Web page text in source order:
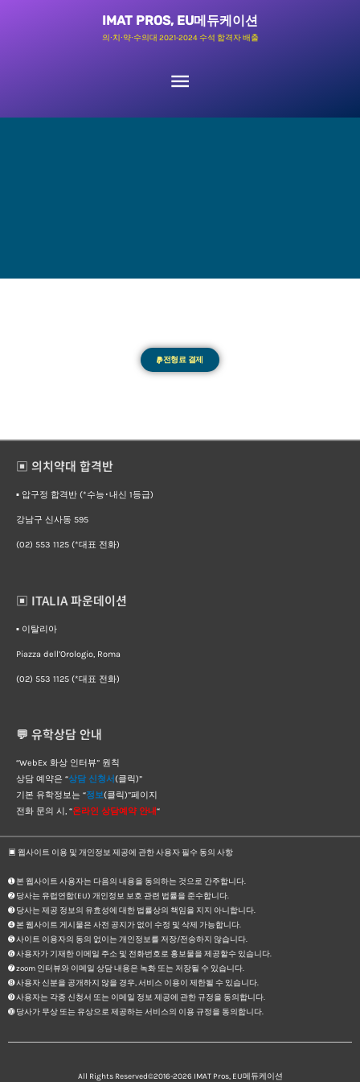
IMAT PROS, EU메듀케이션
의∙치∙약∙수의대 2021-2024 수석 합격자 배출
메
전형료 결제
▣ 의치약대 합격반
▪︎ 압구정 합격반 (*수능･내신 1등급)
강남구 신사동 595
(02) 553 1125 (*대표 전화)
▣ ITALIA 파운데이션
▪︎ 이탈리아
Piazza dell’Orologio, Roma
(02) 553 1125 (*대표 전화)
💬 유학상담 안내
“WebEx 화상 인터뷰” 원칙
상담 예약은 “상담 신청서(클릭)”
기본 유학정보는 “정보(클릭)”페이지
전화 문의 시, “온라인 상담예약 안내“
▣ 웹사이트 이용 및 개인정보 제공에 관한 사용자 필수 동의 사항
➊ 본 웹사이트 사용자는 다음의 내용을 동의하는 것으로 간주합니다.
➋ 당사는 유럽연합(EU) 개인정보 보호 관련 법률을 준수합니다.
➌ 당사는 제공 정보의 유효성에 대한 법률상의 책임을 지지 아니합니다.
➍ 본 웹사이트 게시물은 사전 공지가 없이 수정 및 삭제 가능합니다.
➎ 사이트 이용자의 동의 없이는 개인정보를 저장/전송하지 않습니다.
➏ 사용자가 기재한 이메일 주소 및 전화번호로 홍보물을 제공할수 있습니다.
➐ zoom 인터뷰와 이메일 상담 내용은 녹화 또는 저장될 수 있습니다.
➑ 사용자 신분을 공개하지 않을 경우, 서비스 이용이 제한될 수 있습니다.
➒ 사용자는 각종 신청서 또는 이메일 정보 제공에 관한 규정을 동의합니다.
➓ 당사가 무상 또는 유상으로 제공하는 서비스의 이용 규정을 동의합니다.
All Rights Reserved©2016-2026 IMAT Pros, EU메듀케이션